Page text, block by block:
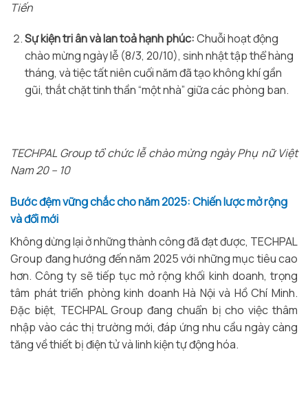
Tiến
Sự kiện tri ân và lan toả hạnh phúc:Chuỗi hoạt động
chào mừng ngày lễ (8/3, 20/10), sinh nhật tập thể hàng
tháng, và tiệc tất niên cuối năm đã tạo không khí gần
gũi, thắt chặt tinh thần “một nhà” giữa các phòng ban.
TECHPAL Group tổ chức lễ chào mừng ngày Phụ nữ Việt
Nam 20 – 10
Bước đệm vững chắc cho năm 2025: Chiến lược mở rộng
và đổi mới
Không dừng lại ở những thành công đã đạt được, TECHPAL
Group đang hướng đến năm 2025 với những mục tiêu cao
hơn. Công ty sẽ tiếp tục mở rộng khối kinh doanh, trọng
tâm phát triển phòng kinh doanh Hà Nội và Hồ Chí Minh.
Đặc biệt, TECHPAL Group đang chuẩn bị cho việc thâm
nhập vào các thị trường mới, đáp ứng nhu cầu ngày càng
tăng về thiết bị điện tử và linh kiện tự động hóa.